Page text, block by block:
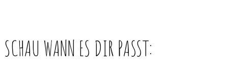
SCHAU WANN ES DIR PASST: